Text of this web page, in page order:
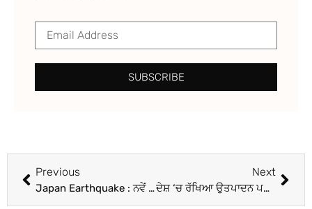
SUBSCRIBE
Previous
Japan Earthquake : ਨਵੇਂ ਸਾਲ ਦੀਆਂ ਖੁਸ਼ੀਆਂ ‘ਤੇ ਲੱਗਾ ‘ਗ੍ਰਹਿਣ’, ਭੂਚਾਲ ਤੋਂ ਬਾਅਦ ਸਮੁੰਦਰੀ ਲਹਿਰਾਂ ‘ਚ ਉਛਾਲ; ਸੁਨਾਮੀ ਦਾ ਅਲਰਟ ਜਾਰੀ
Next
ਦੇਸ਼ ‘ਚ ਰੱਖਿਆ ਉਤਪਾਦਨ ਪਹਿਲੀ ਵਾਰ 1 ਲੱਖ ਕਰੋੜ ਰੁਪਏ ਤੋਂ ਪਾਰ, ਰਾਜਨਾਥ ਸਿੰਘ ਨੇ ਘਰੇਲੂ ਰੱਖਿਆ ਉਤਪਾਦਨ ਦਾ ਦਿੱਤਾ ਵੇਰਵਾ